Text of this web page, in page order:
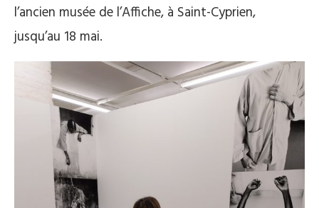
l’ancien musée de l’Affiche, à Saint-Cyprien,
jusqu’au 18 mai.